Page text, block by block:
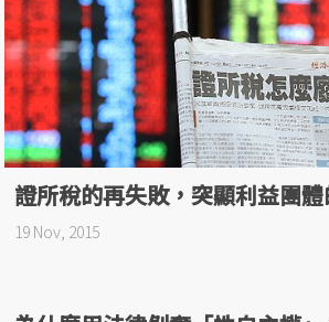
證所稅的再失敗，突顯利益團
19 Nov, 2015